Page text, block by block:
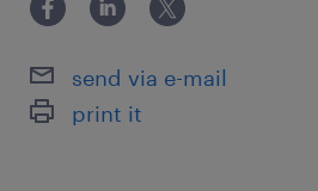
近鉄名古屋線／近鉄蟹江駅（
休日休暇
send via e-mail
print it